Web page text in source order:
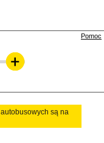
Pomoc
są na